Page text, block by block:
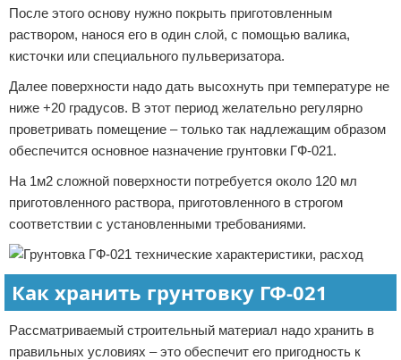
После этого основу нужно покрыть приготовленным
раствором, нанося его в один слой, с помощью валика,
кисточки или специального пульверизатора.
Далее поверхности надо дать высохнуть при температуре не
ниже +20 градусов. В этот период желательно регулярно
проветривать помещение – только так надлежащим образом
обеспечится основное назначение грунтовки ГФ-021.
На 1м2 сложной поверхности потребуется около 120 мл
приготовленного раствора, приготовленного в строгом
соответствии с установленными требованиями.
Как хранить грунтовку ГФ-021
Рассматриваемый строительный материал надо хранить в
правильных условиях – это обеспечит его пригодность к